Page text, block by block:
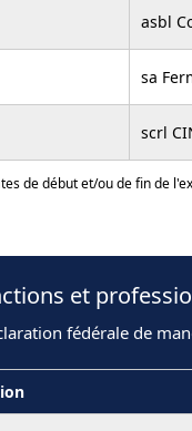
asbl
sa
scrl
de début et/ou de fin de
et
fédérale de